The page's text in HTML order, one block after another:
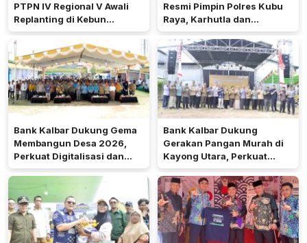
PTPN IV Regional V Awali
Replanting di Kebun
Kembayan
Resmi Pimpin Polres Kubu
Raya, Karhutla dan
Pelayanan Publik Jadi
Prioritas
Bank Kalbar Dukung Gema
Membangun Desa 2026,
Perkuat Digitalisasi dan
Ekonomi Desa Teluk Batang
Bank Kalbar Dukung
Gerakan Pangan Murah di
Kayong Utara, Perkuat
Akses Keuangan
Masyarakat